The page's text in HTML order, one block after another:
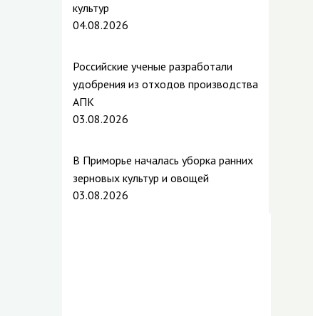
культур
04.08.2026
Российские ученые разработали
удобрения из отходов производства
АПК
03.08.2026
В Приморье началась уборка ранних
зерновых культур и овощей
03.08.2026